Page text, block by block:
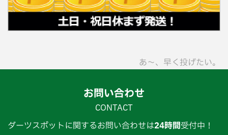
あ〜、早く投げたい。
お問い合わせ
CONTACT
ダーツスポットに関するお問い合わせは24時間受付中！